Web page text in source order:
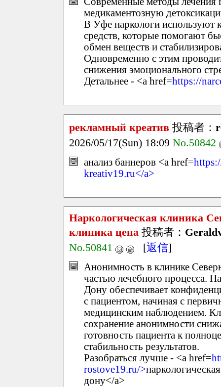
медикаментозную
В Уфе наркологи используют
средств, которые помогают
обмен веществ и
Одновременно с этим
снижения эмоционального
Детальнее - <a href=https://
рекламный креатив 投稿者：
2026/05/17(Sun) 18:09 No.50842
анализ баннеров <a href=
kreativ19.ru</a>
Наркологическая клиника
клиника цена 投稿者：
No.50841
[返信]
Анонимность в клинике
частью лечебного процесса.
Дону обеспечивает
с пациентом, начиная с
медицинским наблюдением.
сохранение анонимности
готовность пациента к
стабильность результатов.
Разобраться лучше - <a href=
rostove19.ru/>
дону</a>